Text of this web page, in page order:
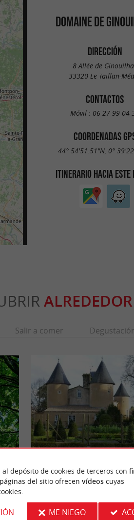
DOMAINE DE
DIRECCIÓN
8 Allée de
33320 Le Taillan-
CONTACTOS
Móvil : 06 27 99 04
COORDENADAS
44° 54'51.51"N, 0°
ITINERARIO HACIA ESTE
ALREDEDOR
Salir a comer
Situado en la localidad de Eysines, al norte
Centro de Arte Contemporáneo ocupa el
depósito de cookies de terceros con
páginas del sitio ofrecen vídeoscuyas
ME NIEGO